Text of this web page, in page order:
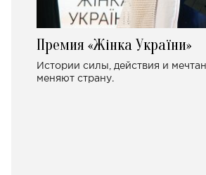
Премия «Жінка України»
Истории силы, действия и
меняют страну.